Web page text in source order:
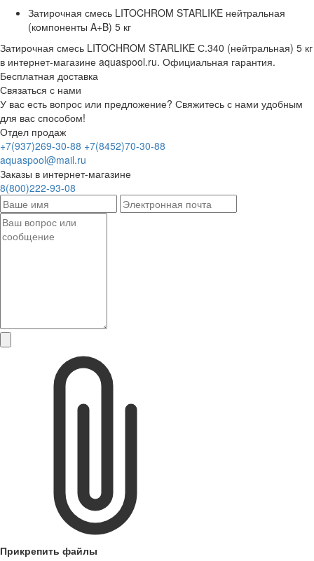
Затирочная смесь LITOCHROM STARLIKE нейтральная
(компоненты A+B) 5 кг
Затирочная смесь LITOCHROM STARLIKE С.340 (нейтральная) 5 кг
в интернет-магазине aquaspool.ru. Официальная гарантия.
Бесплатная доставка
Связаться с нами
У вас есть вопрос или предложение? Свяжитесь с нами удобным
для вас способом!
Отдел продаж
+7(937)269-30-88 +7(8452)70-30-88
aquaspool@mail.ru
Заказы в интернет-магазине
8(800)222-93-08
Прикрепить файлы